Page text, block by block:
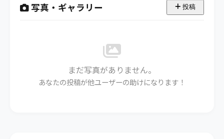
写真・ギャラリー 投稿
まだ写真がありません。
あなたの投稿が他ユーザーの助けになります！